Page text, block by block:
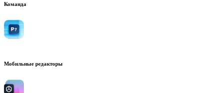
Команда
Мобильные редакторы